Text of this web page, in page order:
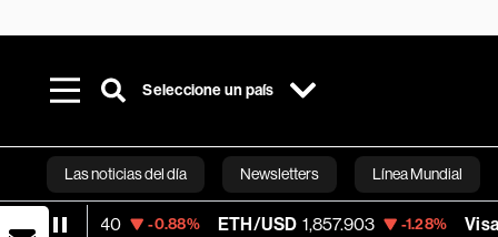
Seleccione un país
Las noticias del día Newsletters Línea Mundial
Bloomberg
ETH/USD 1,857.903 -1.28% Visa 366.13 -0.04%